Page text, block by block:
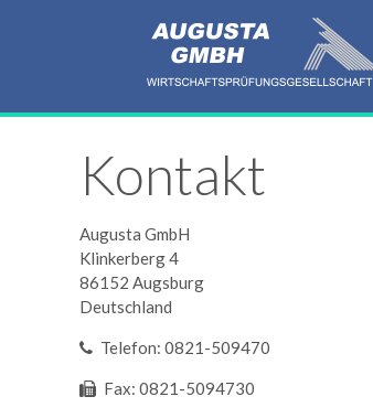
Kontakt
Augusta GmbH
Klinkerberg 4
86152 Augsburg
Deutschland
Telefon: 0821-509470
Fax: 0821-5094730